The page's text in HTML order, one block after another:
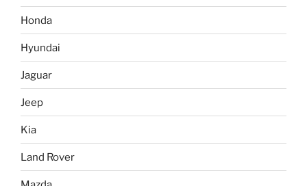
Honda
Hyundai
Jaguar
Jeep
Kia
Land Rover